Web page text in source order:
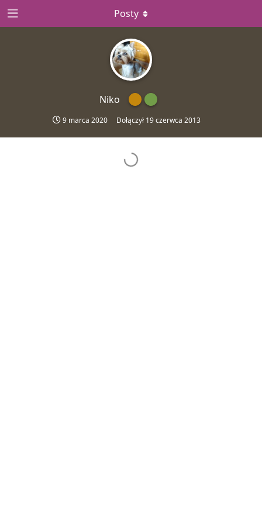
Niko
9 marca 2020 Dołączył 19 czerwca 2013
Posty